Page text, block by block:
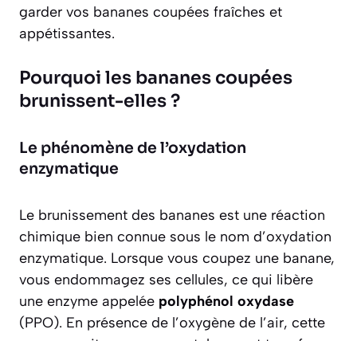
garder vos bananes coupées fraîches et
appétissantes.
Pourquoi les bananes coupées
brunissent-elles ?
Le phénomène de l’oxydation
enzymatique
Le brunissement des bananes est une réaction
chimique bien connue sous le nom d’oxydation
enzymatique. Lorsque vous coupez une banane,
vous endommagez ses cellules, ce qui libère
une enzyme appelée polyphénol oxydase
(PPO). En présence de l’oxygène de l’air, cette